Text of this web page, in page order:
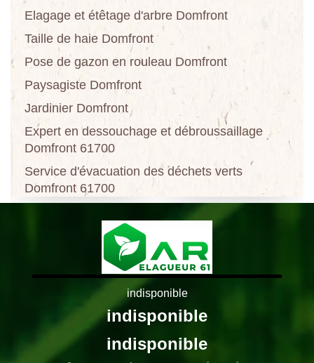
Elagage et étêtage d'arbre Domfront
Taille de haie Domfront
Pose de gazon en rouleau Domfront
Paysagiste Domfront
Jardinier Domfront
Expert en dessouchage et débroussaillage
Domfront 61700
Service d'évacuation des déchets verts
Domfront 61700
indisponible
indisponible
indisponible